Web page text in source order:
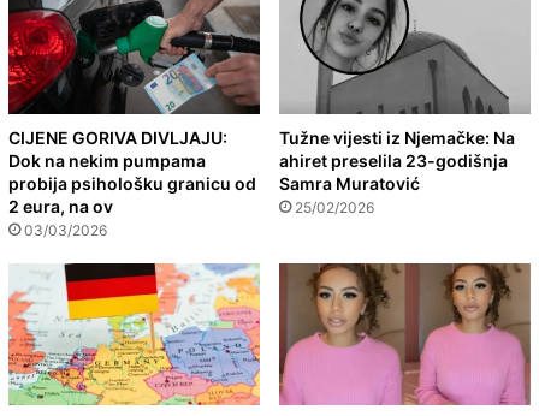
CIJENE GORIVA DIVLJAJU:
Dok na nekim pumpama
probija psihološku granicu od
2 eura, na ov
03/03/2026
Tužne vijesti iz Njemačke: Na
ahiret preselila 23-godišnja
Samra Muratović
25/02/2026